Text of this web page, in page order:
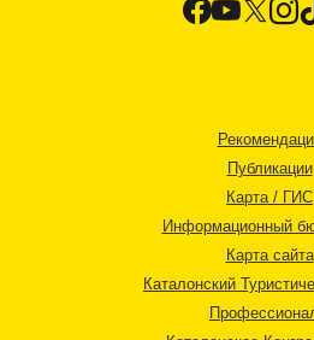
Публикации
Карта / ГИС
Информационный
Карта сайта
Каталонский